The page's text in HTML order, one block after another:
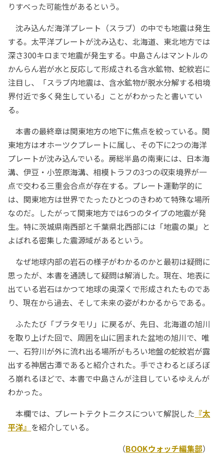
りすべった可能性があるという。
沈み込んだ海洋プレート（スラブ）の中でも地震は発生
する。太平洋プレートが沈み込む、北海道、東北地方では
深さ300キロまで地震が発生する。中島さんはマントルの
かんらん岩が水と反応して形成される含水鉱物、蛇紋岩に
注目し、「スラブ内地震は、含水鉱物が脱水分解する相境
界付近で多く発生している」ことがわかったと書いてい
る。
本書の最終章は関東地方の地下に焦点を絞っている。関
東地方はオホーツクプレートに属し、その下に2つの海洋
プレートが沈み込んでいる。房総半島の南東には、日本海
溝、伊豆・小笠原海溝、相模トラフの3つの収束境界が一
点で交わる三重会合点が存在する。プレート運動学的に
は、関東地方は世界でたったひとつのきわめて特殊な場所
なのだ。したがって関東地方では6つのタイプの地震が発
生。特に茨城県南西部と千葉県北西部には「地震の巣」と
よばれる密集した震源域があるという。
なぜ地球内部の岩石の様子がわかるのかと最初は疑問に
思ったが、本書を通読して疑問は解消した。現在、地表に
出ている岩石はかつて地球の奥深くで形成されたものであ
り、現在から過去、そして未来の姿がわかるからである。
ふたたび「ブラタモリ」に戻るが、先日、北海道の旭川
を取り上げた回で、周囲を山に囲まれた盆地の旭川で、唯
一、石狩川が外に流れ出る場所がもろい地盤の蛇紋岩が露
出する神居古潭であると紹介された。手でさわるとぼろぼ
ろ崩れるほどで、本書で中島さんが注目しているゆえんが
わかった。
本欄では、プレートテクトニクスについて解説した 『太
平洋』 を紹介している。
（BOOKウォッチ編集部）